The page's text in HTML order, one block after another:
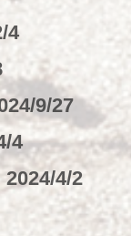
4
9/27
4
2024/4/2